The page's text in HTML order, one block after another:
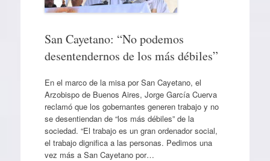
San Cayetano: “No podemos
desentendernos de los más débiles”
En el marco de la misa por San Cayetano, el
Arzobispo de Buenos Aires, Jorge García Cuerva
reclamó que los gobernantes generen trabajo y no
se desentiendan de “los más débiles” de la
sociedad. “El trabajo es un gran ordenador social,
el trabajo dignifica a las personas. Pedimos una
vez más a San Cayetano por…